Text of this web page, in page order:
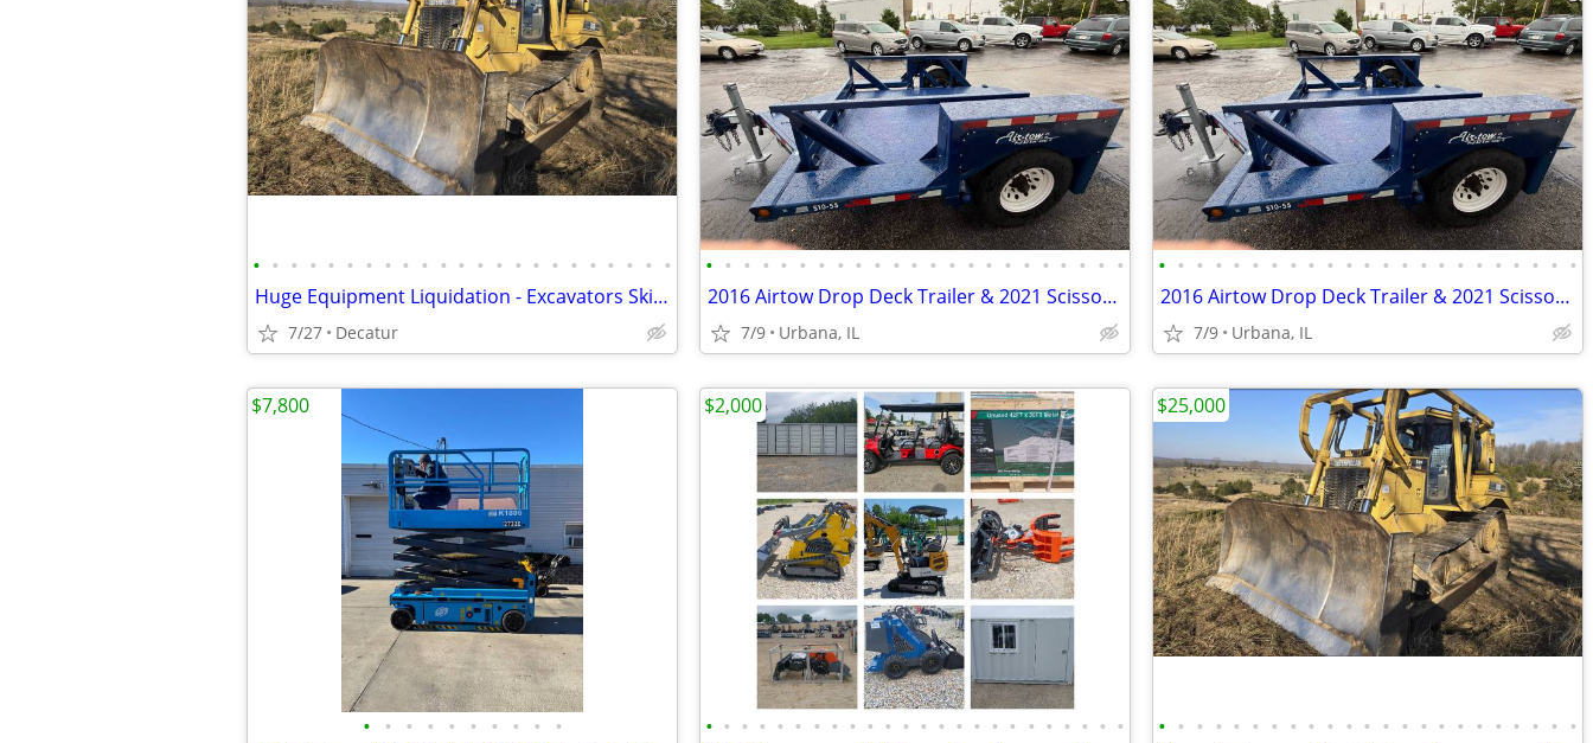
• • • • • • • • • • • • • • • • • • • • • • •
Huge Equipment Liquidation - Excavators Skid Steers Dump Truck Trailer
7/27 Decatur
• • • • • • • • • • • • • • • • • • • • • • •
2016 Airtow Drop Deck Trailer & 2021 Scissor Lift
7/9 Urbana, IL
• • • • • • • • • • • • • • • • • • • • • • •
2016 Airtow Drop Deck Trailer & 2021 Scissor Lift
7/9 Urbana, IL
• • • • • • • • • •
$7,800
• • • • • • • • • • • • • • • • • • • • • • • •
$2,000
• • • • • • • • • • • • • • • • • • • • • • •
$25,000